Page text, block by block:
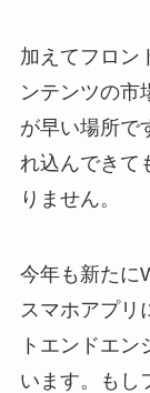
加えてフロン
ンテンツの市
が早い場所で
れ込んできて
りません。
今年も新たに
スマホアプリ
トエンドエ
います。もし